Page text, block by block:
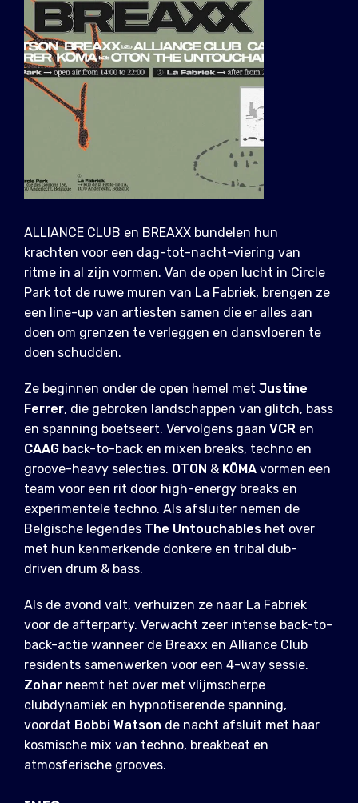
ALLIANCE CLUB en BREAXX bundelen hun
krachten voor een dag-tot-nacht-viering van
ritme in al zijn vormen. Van de open lucht in Circle
Park tot de ruwe muren van La Fabriek, brengen ze
een line-up van artiesten samen die er alles aan
doen om grenzen te verleggen en dansvloeren te
doen schudden.
Ze beginnen onder de open hemel met Justine
Ferrer, die gebroken landschappen van glitch, bass
en spanning boetseert. Vervolgens gaan VCR en
CAAG back-to-back en mixen breaks, techno en
groove-heavy selecties. OTON & KŌMA vormen een
team voor een rit door high-energy breaks en
experimentele techno. Als afsluiter nemen de
Belgische legendes The Untouchables het over
met hun kenmerkende donkere en tribal dub-
driven drum & bass.
Als de avond valt, verhuizen ze naar La Fabriek
voor de afterparty. Verwacht zeer intense back-to-
back-actie wanneer de Breaxx en Alliance Club
residents samenwerken voor een 4-way sessie.
Zohar neemt het over met vlijmscherpe
clubdynamiek en hypnotiserende spanning,
voordat Bobbi Watson de nacht afsluit met haar
kosmische mix van techno, breakbeat en
atmosferische grooves.